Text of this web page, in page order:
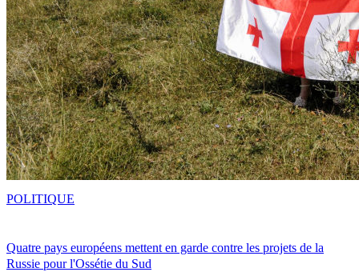
Quatre pays européens mettent en garde contre les projets de la
Russie pour l'Ossétie du Sud
POLITIQUE